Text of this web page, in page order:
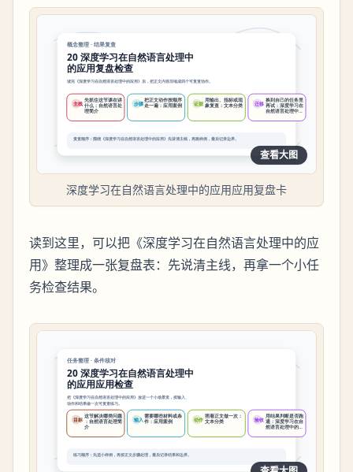
查看大图
深度学习在自然语言处理中的应用应用复盘卡
读到这里，可以把《深度学习在自然语言处理中的应
用》整理成一张复盘表：先说清主线，再拿一个小任
务检查结果。